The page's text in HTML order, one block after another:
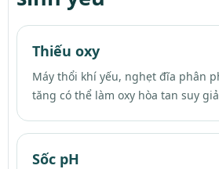
Thiếu oxy
Máy thổi khí yếu, nghẹt đĩa phân
tăng có thể làm oxy hòa tan suy
Sốc pH